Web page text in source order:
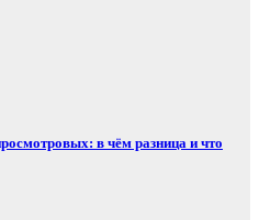
в чём разница и что